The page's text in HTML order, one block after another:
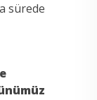
sürede